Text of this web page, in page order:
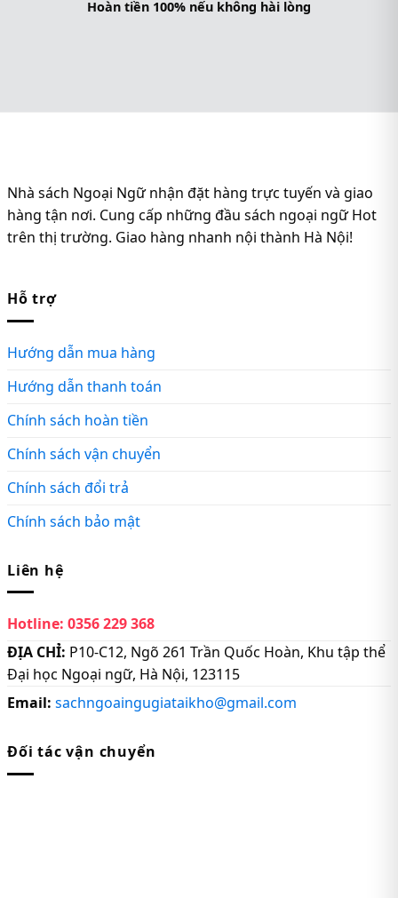
Hoàn tiền 100% nếu không hài lòng
Nhà sách Ngoại Ngữ nhận đặt hàng trực tuyến và giao
hàng tận nơi. Cung cấp những đầu sách ngoại ngữ Hot
trên thị trường. Giao hàng nhanh nội thành Hà Nội!
Hỗ trợ
Hướng dẫn mua hàng
Hướng dẫn thanh toán
Chính sách hoàn tiền
Chính sách vận chuyển
Chính sách đổi trả
Chính sách bảo mật
Liên hệ
Hotline: 0356 229 368
ĐỊA CHỈ: P10-C12, Ngõ 261 Trần Quốc Hoàn, Khu tập thể
Đại học Ngoại ngữ, Hà Nội, 123115
Email: sachngoaingugiataikho@gmail.com
Đối tác vận chuyển